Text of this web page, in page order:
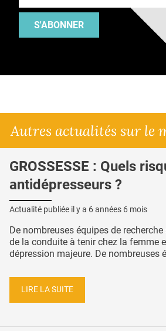
S'ABONNER
Autres actualités sur le
GROSSESSE : Quels
antidépresseurs ?
Actualité publiée il y a 6 années 6 mois
De nombreuses équipes de
de la conduite à tenir chez la femme
dépression majeure. De nombreuses
LIRE LA SUITE